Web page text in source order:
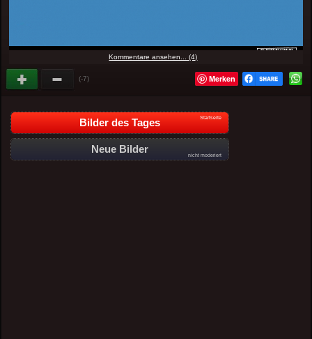
Kommentare ansehen... (4)
(-7) Merken
Bilder des Tages Startseite
Neue Bilder
nicht moderiert